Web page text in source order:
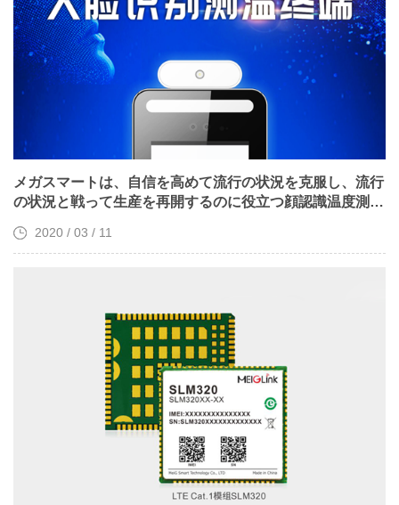
メガスマートは、自信を高めて流行の状況を克服し、流行
の状況と戦って生産を再開するのに役立つ顔認識温度測定
2020 / 03 / 11